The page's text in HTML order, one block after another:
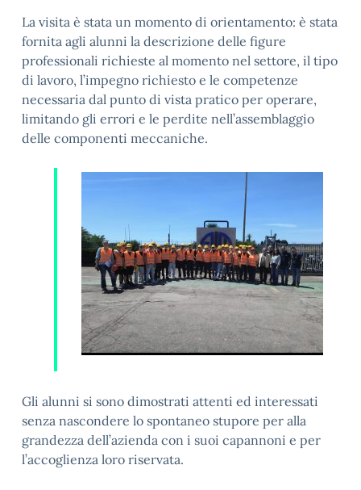
La visita è stata un momento di orientamento: è stata
fornita agli alunni la descrizione delle figure
professionali richieste al momento nel settore, il tipo
di lavoro, l’impegno richiesto e le competenze
necessaria dal punto di vista pratico per operare,
limitando gli errori e le perdite nell’assemblaggio
delle componenti meccaniche.
Gli alunni si sono dimostrati attenti ed interessati
senza nascondere lo spontaneo stupore per alla
grandezza dell’azienda con i suoi capannoni e per
l’accoglienza loro riservata.